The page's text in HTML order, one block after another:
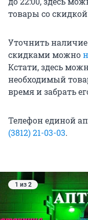
товары со скидкой
Уточнить
скидками можно
Кстати, здесь
необходимый
время и забрать
Телефон единой
(3812) 21-03-03.
1 из 2